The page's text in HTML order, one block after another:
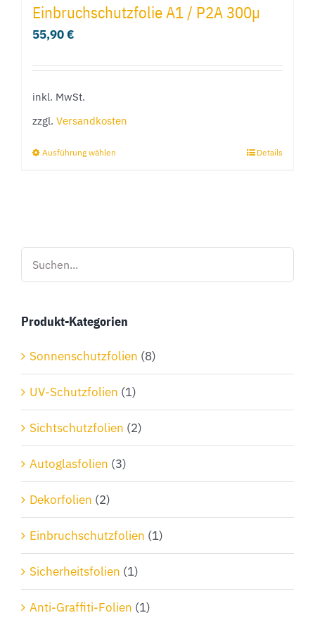
Einbruchschutzfolie A1 / P2A 300µ
55,90€
inkl. MwSt.
zzgl. Versandkosten
Ausführung wählen
Die
können
Produktseite
gewählt
werden
Details
Produkt-Kategorien
Sonnenschutzfolien (8)
UV-Schutzfolien (1)
Sichtschutzfolien (2)
Autoglasfolien (3)
Dekorfolien (2)
Einbruchschutzfolien (1)
Sicherheitsfolien (1)
Anti-Graffiti-Folien (1)